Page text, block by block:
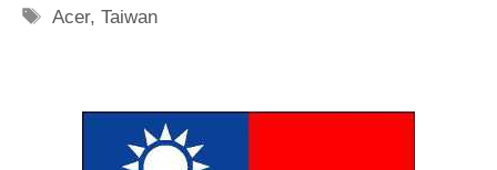
Tag
Acer,Taiwan